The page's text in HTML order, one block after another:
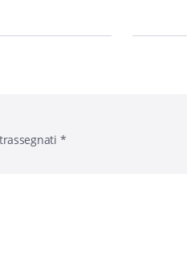
*